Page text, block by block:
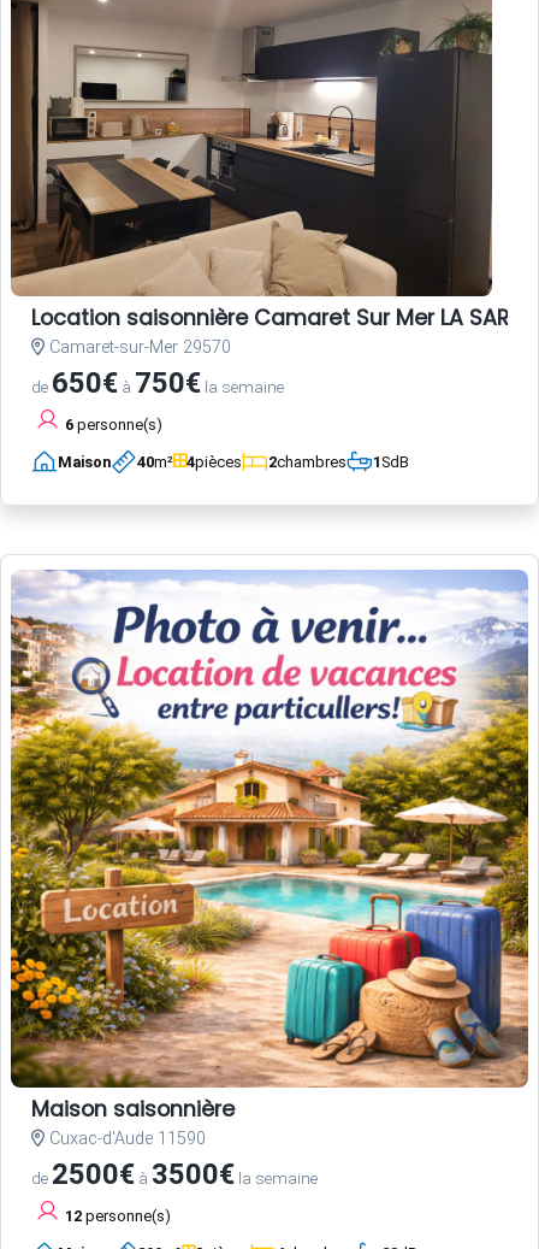
Location saisonnière Camaret Sur Mer LA
Camaret-sur-Mer 29570
de 650€ à 750€ la semaine
6 personne(s)
Maison 40m² 4pièces 2chambres 1SdB
Maison saisonnière
Cuxac-d'Aude 11590
de 2500€ à 3500€ la semaine
12 personne(s)